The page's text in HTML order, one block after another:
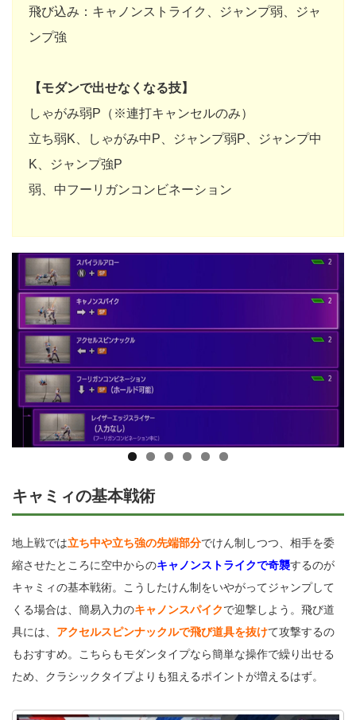
飛び込み：キャノンストライク、ジャンプ弱、ジャ
ンプ強
【モダンで出せなくなる技】
しゃがみ弱P（※連打キャンセルのみ）
立ち弱K、しゃがみ中P、ジャンプ弱P、ジャンプ中
K、ジャンプ強P
弱、中フーリガンコンビネーション
キャミィの基本戦術
地上戦では立ち中や立ち強の先端部分でけん制しつつ、相手を委
縮させたところに空中からのキャノンストライクで奇襲するのが
キャミィの基本戦術。こうしたけん制をいやがってジャンプして
くる場合は、簡易入力のキャノンスパイクで迎撃しよう。飛び道
具には、 アクセルスピンナックルで飛び道具を抜けて攻撃するの
もおすすめ。こちらもモダンタイプなら簡単な操作で繰り出せる
ため、クラシックタイプよりも狙えるポイントが増えるはず。